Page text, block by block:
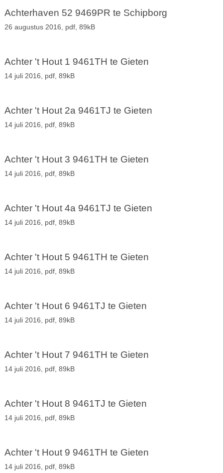
Achterhaven 52 9469PR te Schipborg
26 augustus 2016, pdf, 89kB
Achter 't Hout 1 9461TH te Gieten
14 juli 2016, pdf, 89kB
Achter 't Hout 2a 9461TJ te Gieten
14 juli 2016, pdf, 89kB
Achter 't Hout 3 9461TH te Gieten
14 juli 2016, pdf, 89kB
Achter 't Hout 4a 9461TJ te Gieten
14 juli 2016, pdf, 89kB
Achter 't Hout 5 9461TH te Gieten
14 juli 2016, pdf, 89kB
Achter 't Hout 6 9461TJ te Gieten
14 juli 2016, pdf, 89kB
Achter 't Hout 7 9461TH te Gieten
14 juli 2016, pdf, 89kB
Achter 't Hout 8 9461TJ te Gieten
14 juli 2016, pdf, 89kB
Achter 't Hout 9 9461TH te Gieten
14 juli 2016, pdf, 89kB